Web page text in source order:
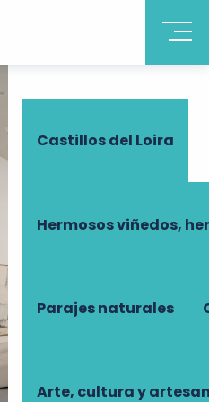
Descubrir Touraine
Castillos del Loira
Hermosos viñedos,
Parajes naturales
Arte, cultura y